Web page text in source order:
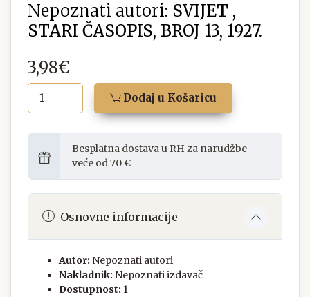
Nepoznati autori: SVIJET ,
STARI ČASOPIS, BROJ 13, 1927.
3,98€
Dodaj u Košaricu
Besplatna dostava u RH za narudžbe
veće od 70 €
Osnovne informacije
Autor: Nepoznati autori
Nakladnik: Nepoznati izdavač
Dostupnost: 1